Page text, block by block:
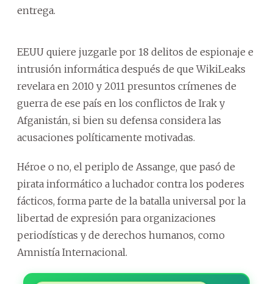
entrega.
EEUU quiere juzgarle por 18 delitos de espionaje e
intrusión informática después de que WikiLeaks
revelara en 2010 y 2011 presuntos crímenes de
guerra de ese país en los conflictos de Irak y
Afganistán, si bien su defensa considera las
acusaciones políticamente motivadas.
Héroe o no, el periplo de Assange, que pasó de
pirata informático a luchador contra los poderes
fácticos, forma parte de la batalla universal por la
libertad de expresión para organizaciones
periodísticas y de derechos humanos, como
Amnistía Internacional.